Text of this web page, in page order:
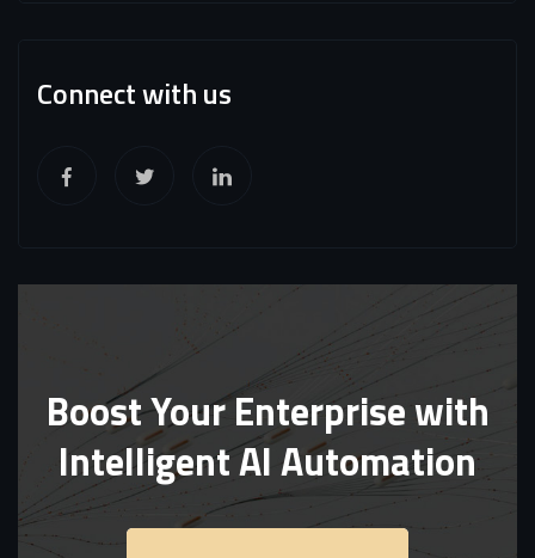
Connect with us
Boost Your Enterprise with
Intelligent AI Automation